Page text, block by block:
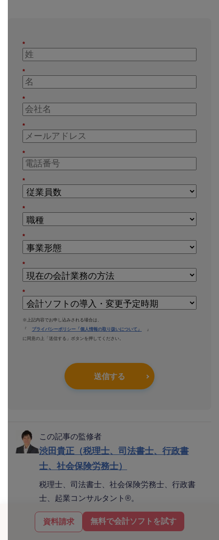
資料請求 無料で会計ソフトを試す
*
*
*
*
*
*
*
*
*
*
※上記内容でお申し込みされる場合は、
『
プライバシーポリシー「個人情報の取り扱いについて」
』
に同意の上「送信する」ボタンを押してください。
送信する
この記事の監修者
渋田貴正（税理士、司法書士、行政書
士、社会保険労務士）
税理士、司法書士、社会保険労務士、行政書
士、起業コンサルタント®。
1984年富山県生まれ。東京大学経済学部卒。
大学卒業後、大手食品メーカーや外資系専門商